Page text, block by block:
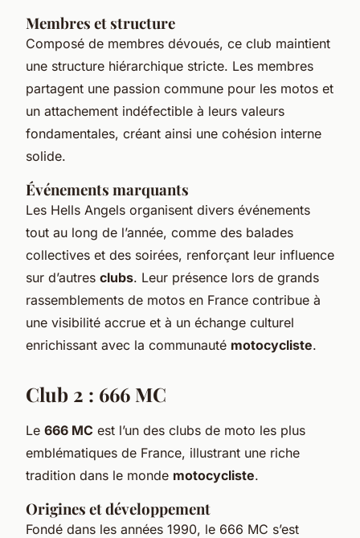
Membres et structure
Composé de membres dévoués, ce club maintient
une structure hiérarchique stricte. Les membres
partagent une passion commune pour les motos et
un attachement indéfectible à leurs valeurs
fondamentales, créant ainsi une cohésion interne
solide.
Événements marquants
Les Hells Angels organisent divers événements
tout au long de l’année, comme des balades
collectives et des soirées, renforçant leur influence
sur d’autres clubs. Leur présence lors de grands
rassemblements de motos en France contribue à
une visibilité accrue et à un échange culturel
enrichissant avec la communauté motocycliste.
Club 2 : 666 MC
Le 666 MC est l’un des clubs de moto les plus
emblématiques de France, illustrant une riche
tradition dans le monde motocycliste.
Origines et développement
Fondé dans les années 1990, le 666 MC s’est